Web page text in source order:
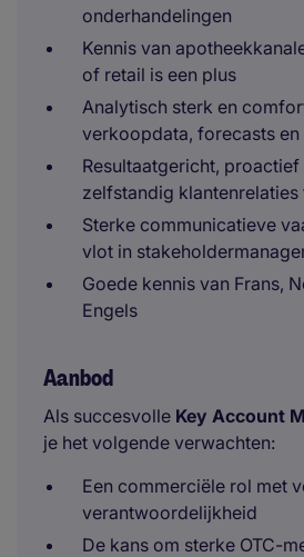
onderhandelingen
Kennis van
of retail is een plus
Analytisch sterk en
verkoopdata, forecasts
Resultaatgericht, proactief
zelfstandig klantenrelaties
Sterke communicatieve
vlot in
Goede kennis van Frans,
Engels
Aanbod
Als succesvolle Key Account
je het volgende verwachten:
Een commerciële rol met
verantwoordelijkheid
De kans om sterke OTC-